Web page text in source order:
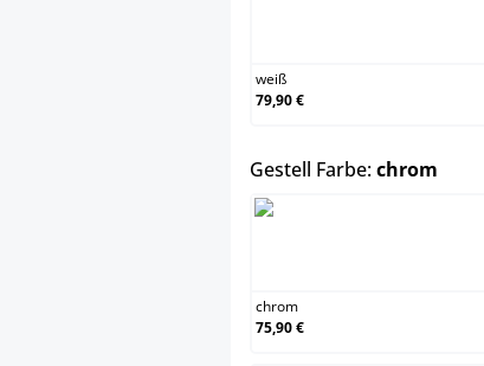
weiß
79,90 €
Gestell Farbe:chrom
chrom
75,90 €